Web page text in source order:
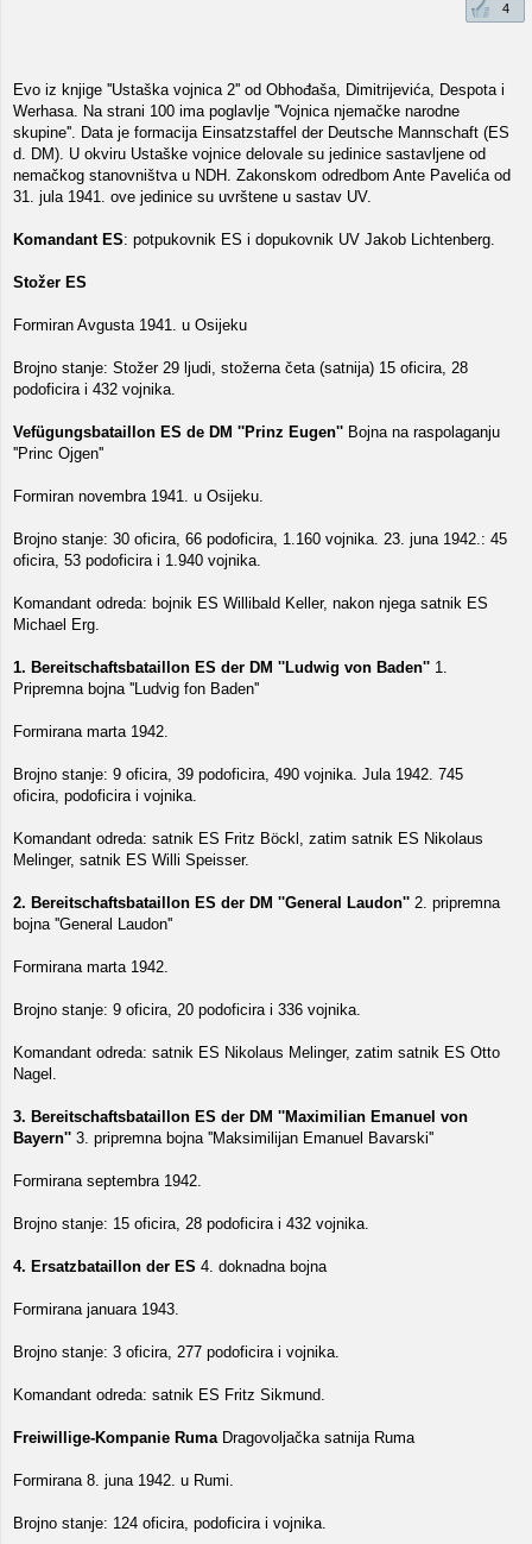
4
Evo iz knjige ''Ustaška vojnica 2'' od Obhođaša, Dimitrijevića, Despota i
Werhasa. Na strani 100 ima poglavlje ''Vojnica njemačke narodne
skupine''. Data je formacija Einsatzstaffel der Deutsche Mannschaft (ES
d. DM). U okviru Ustaške vojnice delovale su jedinice sastavljene od
nemačkog stanovništva u NDH. Zakonskom odredbom Ante Pavelića od
31. jula 1941. ove jedinice su uvrštene u sastav UV.
Komandant ES: potpukovnik ES i dopukovnik UV Jakob Lichtenberg.
Stožer ES
Formiran Avgusta 1941. u Osijeku
Brojno stanje: Stožer 29 ljudi, stožerna četa (satnija) 15 oficira, 28
podoficira i 432 vojnika.
Vefügungsbataillon ES de DM ''Prinz Eugen'' Bojna na raspolaganju
''Princ Ojgen''
Formiran novembra 1941. u Osijeku.
Brojno stanje: 30 oficira, 66 podoficira, 1.160 vojnika. 23. juna 1942.: 45
oficira, 53 podoficira i 1.940 vojnika.
Komandant odreda: bojnik ES Willibald Keller, nakon njega satnik ES
Michael Erg.
1. Bereitschaftsbataillon ES der DM ''Ludwig von Baden'' 1.
Pripremna bojna ''Ludvig fon Baden''
Formirana marta 1942.
Brojno stanje: 9 oficira, 39 podoficira, 490 vojnika. Jula 1942. 745
oficira, podoficira i vojnika.
Komandant odreda: satnik ES Fritz Böckl, zatim satnik ES Nikolaus
Melinger, satnik ES Willi Speisser.
2. Bereitschaftsbataillon ES der DM ''General Laudon'' 2. pripremna
bojna ''General Laudon''
Formirana marta 1942.
Brojno stanje: 9 oficira, 20 podoficira i 336 vojnika.
Komandant odreda: satnik ES Nikolaus Melinger, zatim satnik ES Otto
Nagel.
3. Bereitschaftsbataillon ES der DM ''Maximilian Emanuel von
Bayern'' 3. pripremna bojna ''Maksimilijan Emanuel Bavarski''
Formirana septembra 1942.
Brojno stanje: 15 oficira, 28 podoficira i 432 vojnika.
4. Ersatzbataillon der ES 4. doknadna bojna
Formirana januara 1943.
Brojno stanje: 3 oficira, 277 podoficira i vojnika.
Komandant odreda: satnik ES Fritz Sikmund.
Freiwillige-Kompanie RumaDragovoljačka satnija Ruma
Formirana 8. juna 1942. u Rumi.
Brojno stanje: 124 oficira, podoficira i vojnika.